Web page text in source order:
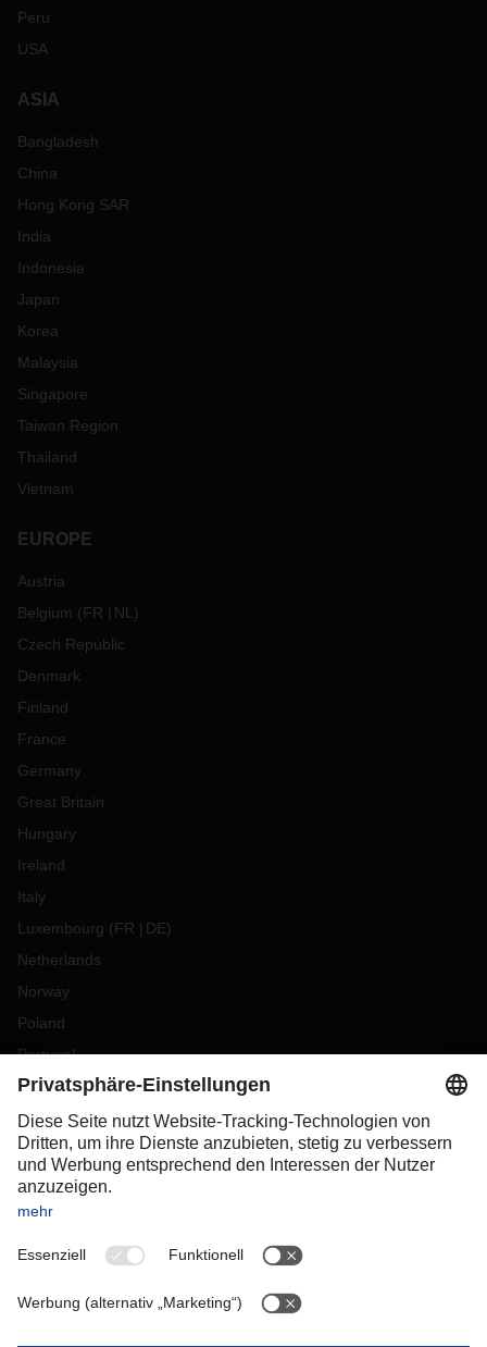
Peru
USA
ASIA
Bangladesh
China
Hong Kong SAR
India
Indonesia
Japan
Korea
Malaysia
Singapore
Taiwan Region
Thailand
Vietnam
EUROPE
Austria
Belgium (FR NL )
Czech Republic
Denmark
Finland
France
Germany
Great Britain
Hungary
Ireland
Italy
Luxembourg (FR DE)
Netherlands
Norway
Poland
Portugal
Romania
Slovakia
Spain
Sweden
Switzerland
OCEANIA